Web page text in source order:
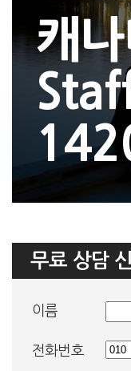
캐
무료 상담
이름
전화번호